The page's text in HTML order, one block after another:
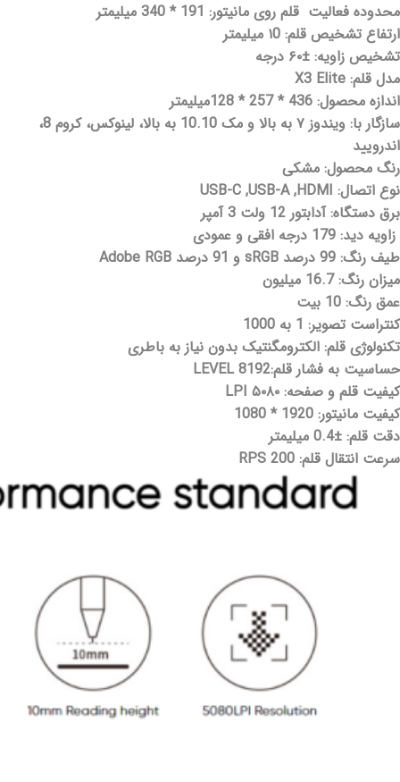
محدوده فعالیت قلم روی مانیتور:
ارتفاع تشخیص قلم: ۱0 میلیمتر
تشخیص زاویه: ±۶۰ درجه
مدل قلم: X3 Elite
اندازه محصول: 436 * 257 * 128میلیمتر
سازگار با: ویندوز ۷ به بالا و مک 10.10 به بالا، لینوکس، کروم 8،
اندرویید
رنگ محصول: مشکی
نوع اتصال: USB-C ,USB-A ,HDMI
برق دستگاه: آدابتور 12 ولت 3 آمپر
زاویه دید: 179 درجه افقی و عمودی
طیف رنگ: 99 درصد sRGB و 91 درصد Adobe RGB
میزان رنگ: 16.7 میلیون
عمق رنگ: 10 بیت
کنتراست تصویر: 1 به 1000
تکنولوژی قلم: الکترومگنتیک بدون نیاز به باطری
حساسیت به فشار قلم:8192 LEVEL
کیفیت قلم و صفحه: ۵۰۸۰ LPI
کیفیت مانیتور: 1920 * 1080
دقت قلم: ±0.4 میلیمتر
سرعت انتقال قلم: 200 RPS